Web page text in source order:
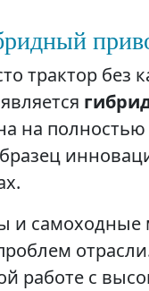
трактор
на
и
работе с